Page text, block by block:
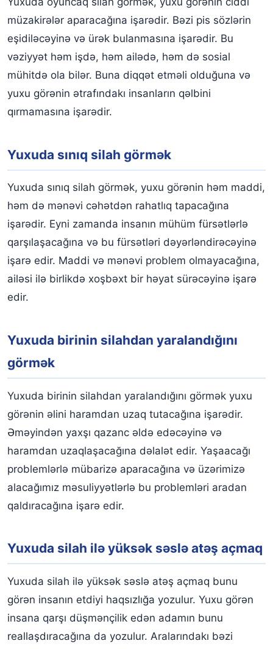
müzakirələr aparacağına işarədir. Bəzi pis sözlərin
eşidiləcəyinə və ürək bulanmasına işarədir. Bu
vəziyyət həm işdə, həm ailədə, həm də sosial
mühitdə ola bilər. Buna diqqət etməli olduğuna və
yuxu görənin ətrafındakı insanların qəlbini
qırmamasına işarədir.
Yuxuda sınıq silah görmək
Yuxuda sınıq silah görmək, yuxu görənin həm maddi,
həm də mənəvi cəhətdən rahatlıq tapacağına
işarədir. Eyni zamanda insanın mühüm fürsətlərlə
qarşılaşacağına və bu fürsətləri dəyərləndirəcəyinə
işarə edir. Maddi və mənəvi problem olmayacağına,
ailəsi ilə birlikdə xoşbəxt bir həyat sürəcəyinə işarə
edir.
Yuxuda birinin silahdan yaralandığını
görmək
Yuxuda birinin silahdan yaralandığını görmək yuxu
görənin əlini haramdan uzaq tutacağına işarədir.
Əməyindən yaxşı qazanc əldə edəcəyinə və
haramdan uzaqlaşacağına dəlalət edir. Yaşaacağı
problemlərlə mübarizə aparacağına və üzərimizə
alacağımız məsuliyyətlərlə bu problemləri aradan
qaldıracağına işarə edir.
Yuxuda silah ilə yüksək səslə atəş açmaq
Yuxuda silah ilə yüksək səslə atəş açmaq bunu
görən insanın etdiyi haqsızlığa yozulur. Yuxu görən
insana qarşı düşmənçilik edən adamın bunu
reallaşdıracağına da yozulur. Aralarındakı bəzi